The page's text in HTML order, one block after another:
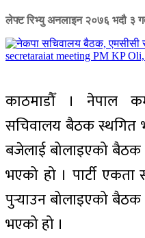
लेफ्ट रिभ्यु अनलाइन २०७६ भदौ ३
काठमाडौँ । नेपाल
सचिवालय बैठक स्थगित
बजेलाई बोलाइएको
भएको हो । पार्टी
पुर्‍याउन बोलाइएको
भएको हो ।